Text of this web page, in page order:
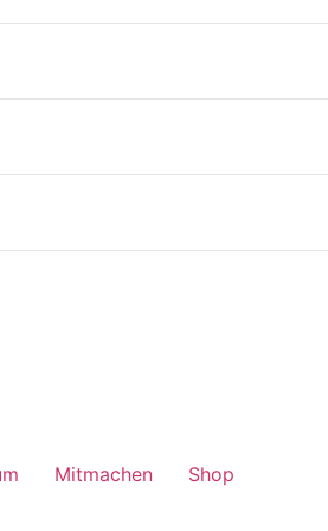
Mitmachen Shop